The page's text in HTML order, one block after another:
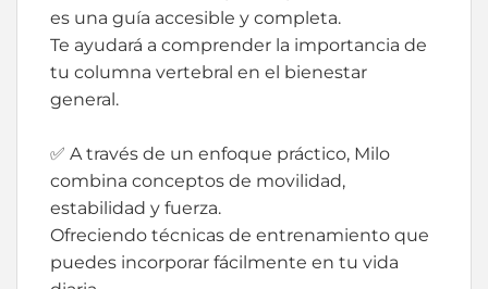
es una guía accesible y completa.
Te ayudará a comprender la importancia de
tu columna vertebral en el bienestar
general.
✅ A través de un enfoque práctico, Milo
combina conceptos de movilidad,
estabilidad y fuerza.
Ofreciendo técnicas de entrenamiento que
puedes incorporar fácilmente en tu vida